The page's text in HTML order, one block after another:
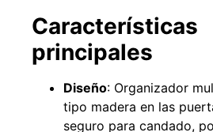
Características
principales
Diseño: Organizador
tipo madera en las
seguro para candado,
Pasto sintético ornamental
USA: Summer densidad 35mm Rollo